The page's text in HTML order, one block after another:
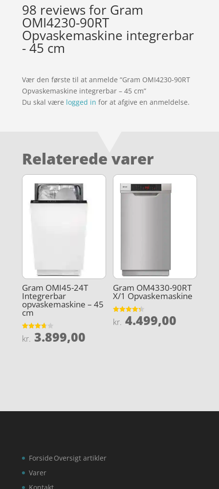
98 reviews for Gram
OMI4230-90RT
Opvaskemaskine integrerbar
- 45 cm
Vær den første til at anmelde “Gram OMI4230-90RT
Opvaskemaskine integrerbar – 45 cm”
Du skal være logged in for at afgive en anmeldelse.
Relaterede varer
Gram OMI45-24T
Integrerbar
opvaskemaskine – 45
cm
Vurderet
3.7
kr. 3.899,00
Gram OM4330-90RT
X/1 Opvaskemaskine
Vurderet
4.3
kr. 4.499,00
Forside
Varer
Oversigt artikler